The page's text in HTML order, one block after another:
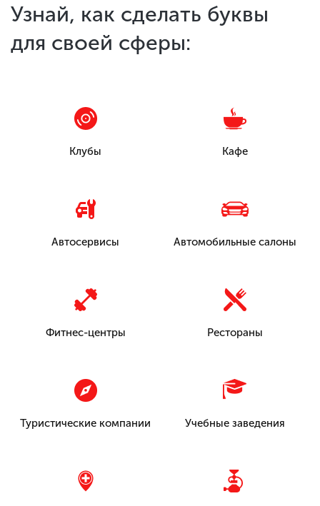
Узнай, как сделать буквы
для своей сферы:
Клубы Кафе
Автосервисы Автомобильные салоны
Фитнес-центры Рестораны
Туристические компании Учебные заведения